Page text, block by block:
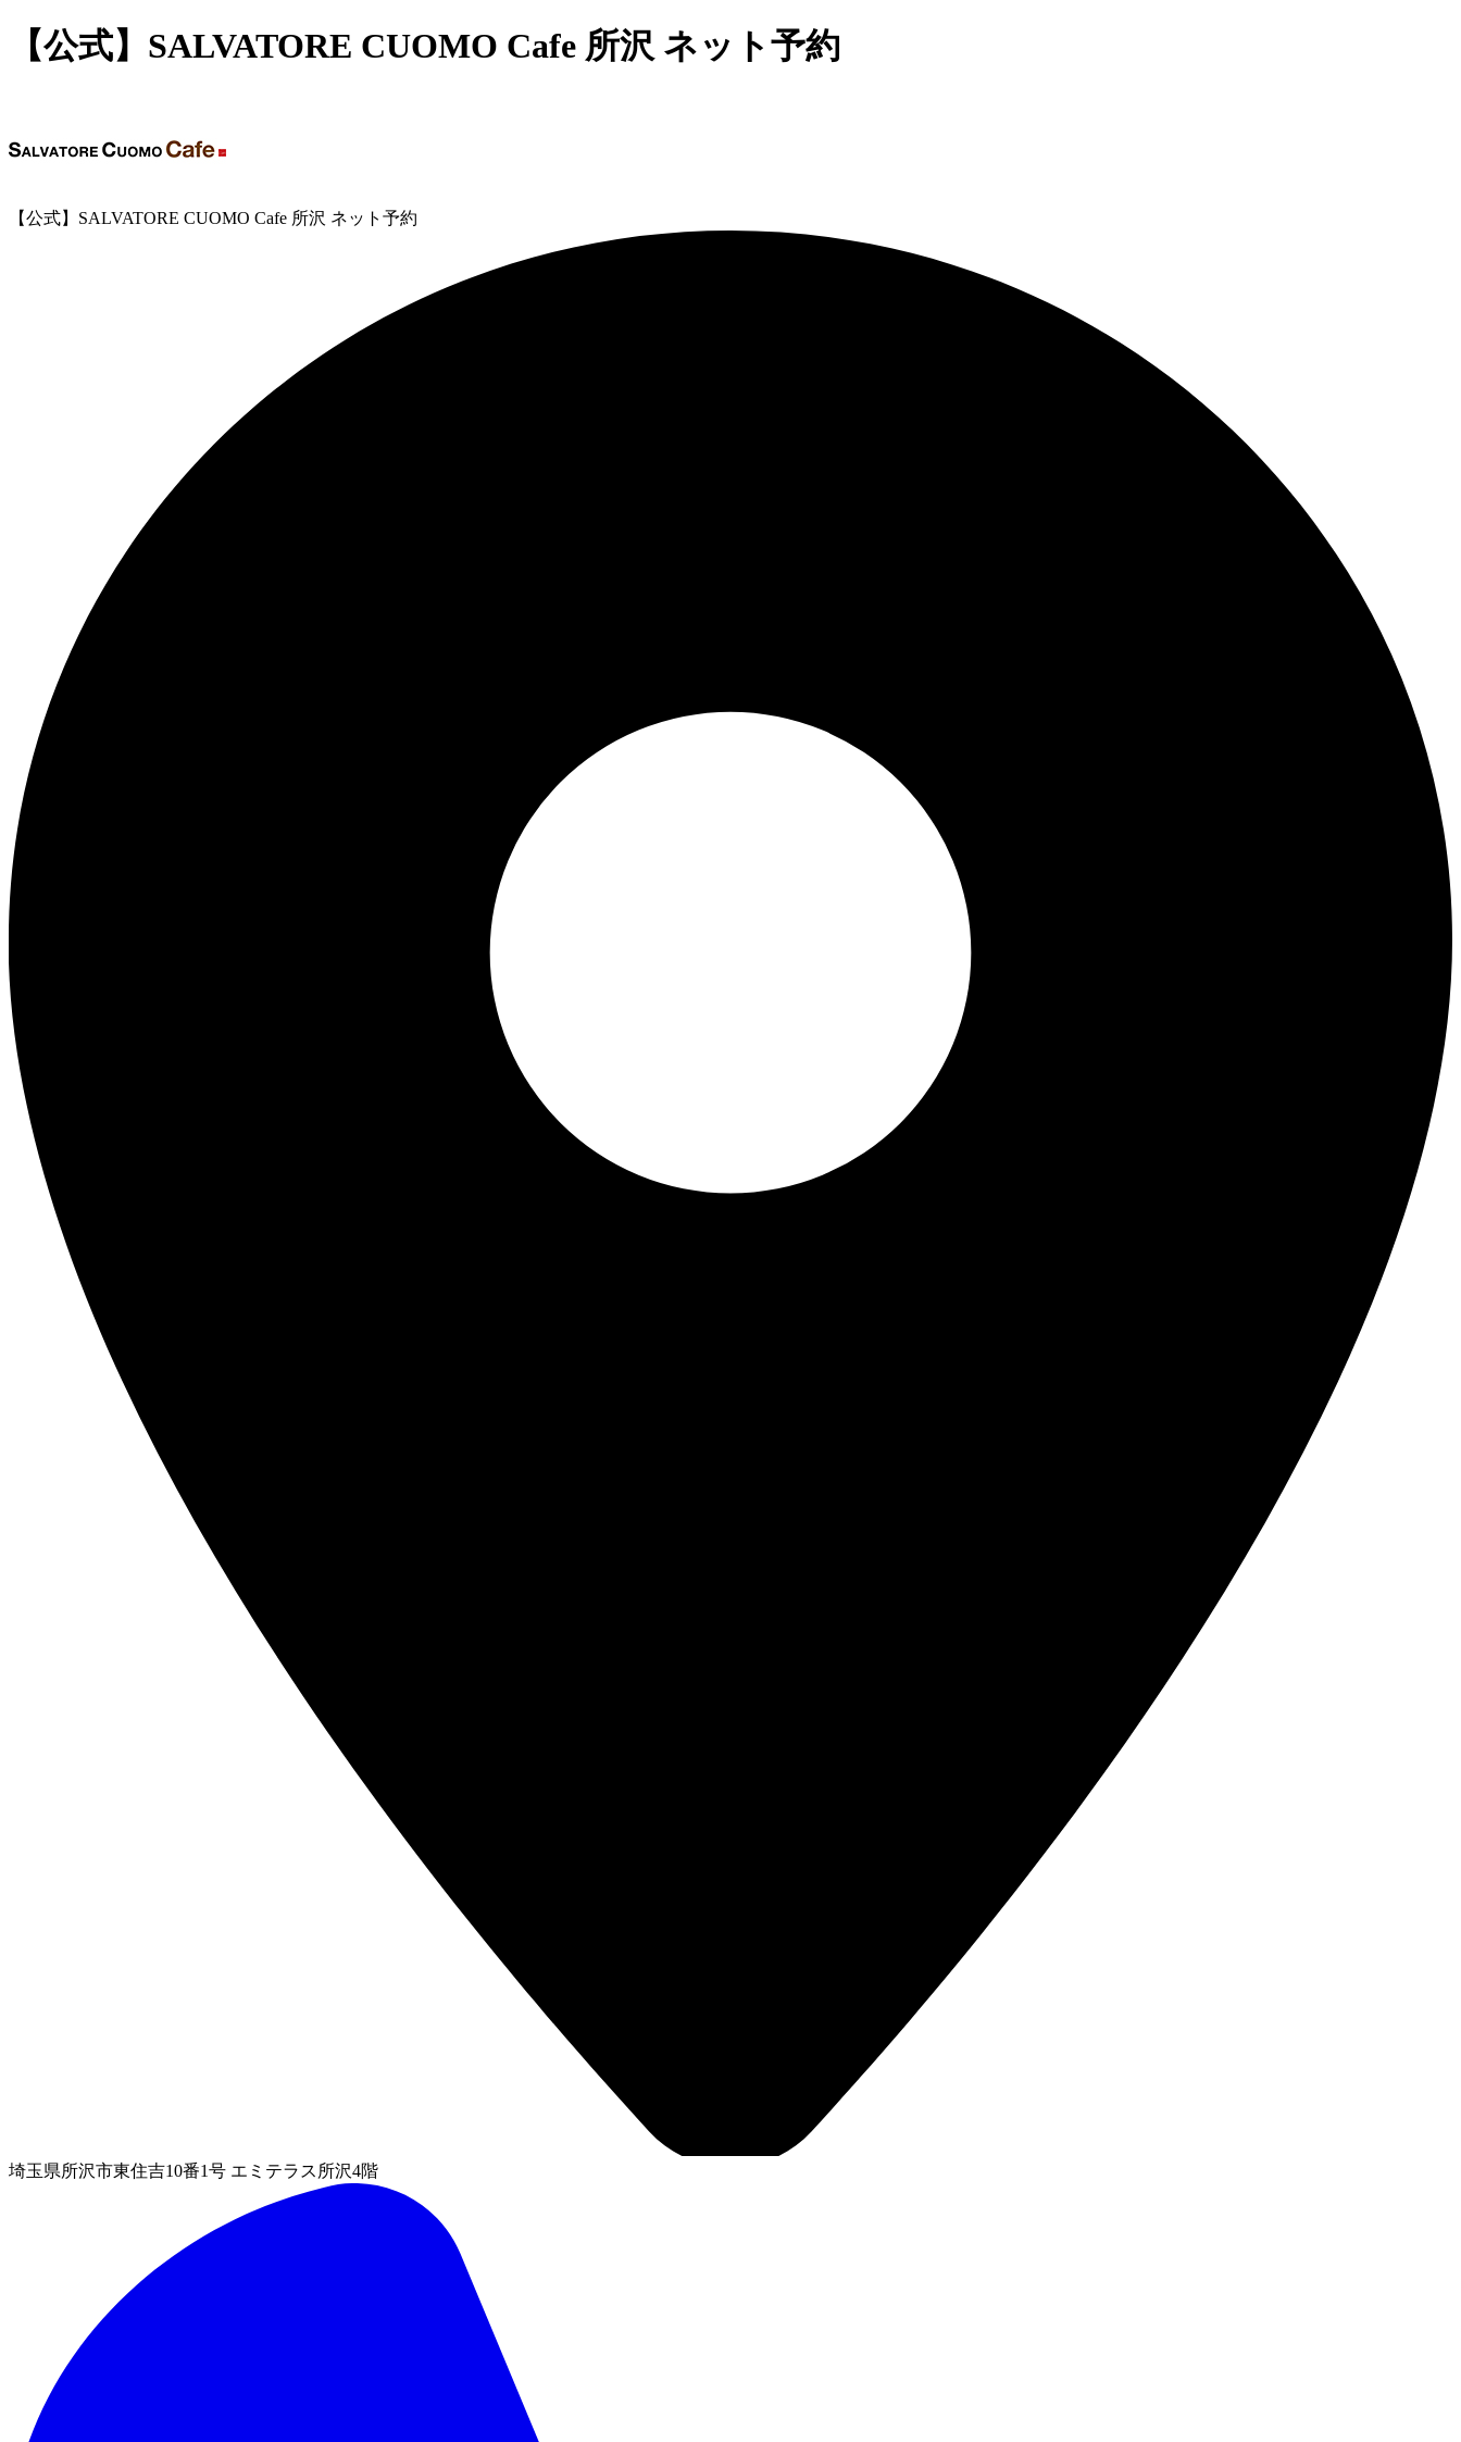
【公式】SALVATORE CUOMO Cafe 所沢 ネット予約
【公式】SALVATORE CUOMO Cafe 所沢 ネット予約
埼玉県所沢市東住吉10番1号 エミテラス所沢4階